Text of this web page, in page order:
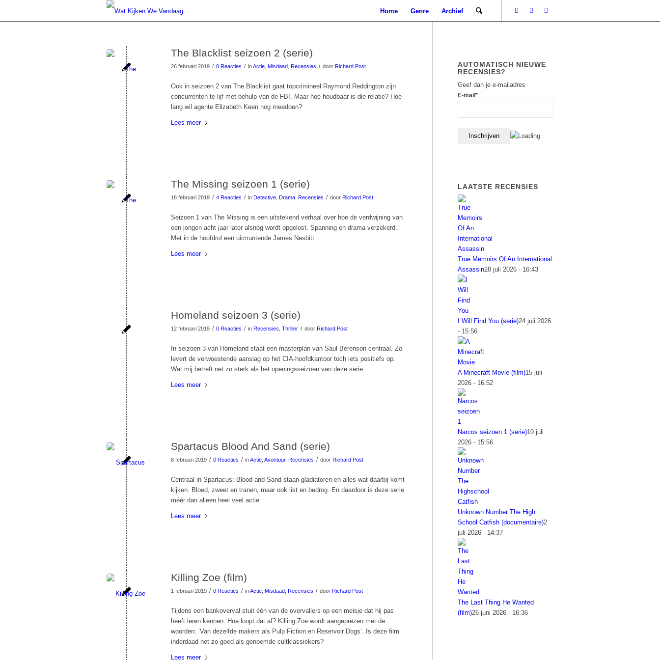
Home Genre Archief
The Blacklist seizoen 2 (serie)
26 februari 2019 / 0 Reacties / inActie Misdaad Recensies / door Richard Post
Ook in seizoen 2 van The Blacklist gaat topcrimineel Raymond Reddington zijn
concurrenten te lijf met behulp van de FBI. Maar hoe houdbaar is die relatie? Hoe
lang wil agente Elizabeth Keen nog meedoen?
Lees meer
The Missing seizoen 1 (serie)
18 februari 2019 / 4 Reacties / in Detective Drama Recensies / door Richard Post
Seizoen 1 van The Missing is een uitstekend verhaal over hoe de verdwijning van
een jongen acht jaar later alsnog wordt opgelost. Spanning en drama verzekerd.
Met in de hoofdrol een uitmuntende James Nesbitt.
Lees meer
Homeland seizoen 3 (serie)
12 februari 2019 / 0 Reacties / in Recensies Thriller / door Richard Post
In seizoen 3 van Homeland staat een masterplan van Saul Berenson centraal. Zo
levert de verwoestende aanslag op het CIA-hoofdkantoor toch iets positiefs op.
Wat mij betreft net zo sterk als het openingsseizoen van deze serie.
Lees meer
Spartacus Blood And Sand (serie)
8 februari 2019 / 0 Reacties / inActie Avontuur, Recensies / door Richard Post
Centraal in Spartacus: Blood and Sand staan gladiatoren en alles wat daarbij komt
kijken. Bloed, zweet en tranen, maar ook list en bedrog. En daardoor is deze serie
méér dan alleen heel veel actie.
Lees meer
Killing Zoe (film)
1 februari 2019 / 0 Reacties / inActie Misdaad Recensies / door Richard Post
Tijdens een bankoverval stuit één van de overvallers op een meisje dat hij pas
heeft leren kennen. Hoe loopt dat af? Killing Zoe wordt aangeprezen met de
woorden: ‘Van dezelfde makers als Pulp Fiction en Reservoir Dogs’. Is deze film
inderdaad net zo goed als genoemde cultklassiekers?
Lees meer
AUTOMATISCH NIEUWE
RECENSIES?
Geef dan je e-mailadres
E-mail*
LAATSTE RECENSIES
True Memoirs Of An International
Assassin28 juli 2026 - 16:43
I Will Find You (serie)24 juli 2026
- 15:56
A Minecraft Movie (film)15 juli
2026 - 16:52
Narcos seizoen 1 (serie)10 juli
2026 - 15:56
Unknown Number The High
School Catfish (documentaire)2
juli 2026 - 14:37
The Last Thing He Wanted
(film)26 juni 2026 - 16:36